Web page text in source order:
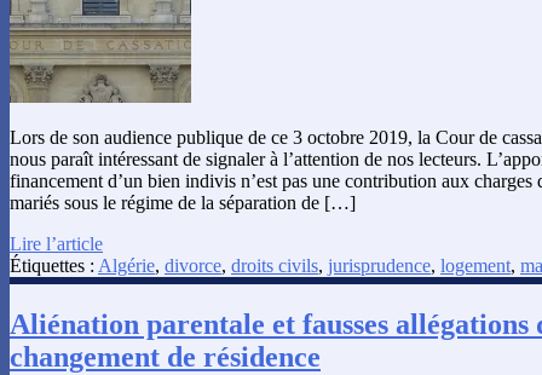
Lors de son audience publique de ce 3 octobre 2019, la Cour de
nous paraît intéressant de signaler à l’attention de nos lecteurs.
financement d’un bien indivis n’est pas une contribution aux
mariés sous le régime de la séparation de […]
Lire l’article
Étiquettes : Algérie, divorce, droits civils, jurisprudence, logement,
Aliénation parentale et fausses
changement de résidence